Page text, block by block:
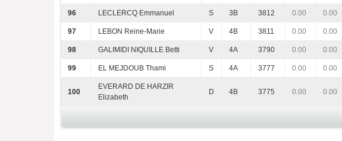
96 LECLERCQ Emmanuel S 3B 3812 0.00 0.00
97 LEBON Reine-Marie V 4B 3811 0.00 0.00
98 GALIMIDI NIQUILLE Betti V 4A 3790 0.00 0.00
99 EL MEJDOUB Thami S 4A 3777 0.00 0.00
100
EVERARD DE HARZIR
Elizabeth
D 4B 3775 0.00 0.00